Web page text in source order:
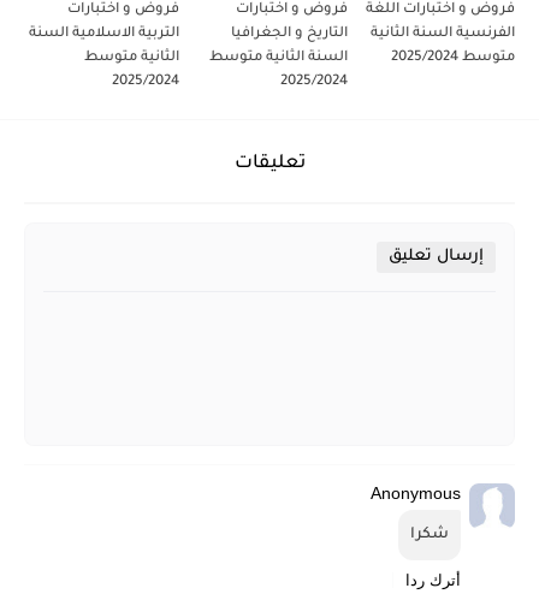
فروض و اختبارات اللغة
الفرنسية السنة الثانية
متوسط 2025/2024
فروض و اختبارات
التاريخ و الجغرافيا
السنة الثانية متوسط
2025/2024
فروض و اختبارات
التربية الاسلامية السنة
الثانية متوسط
2025/2024
تعليقات
إرسال تعليق
Anonymous
شكرا
أترك ردا